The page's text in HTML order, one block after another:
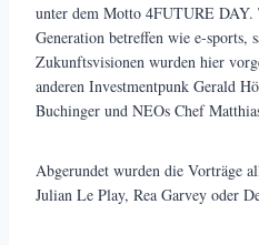
unter dem Motto 4FUTURE DAY.
Generation betreffen wie e-sports,
Zukunftsvisionen wurden hier
anderen Investmentpunk Gerald
Buchinger und NEOs Chef
Abgerundet wurden die Vorträge
Julian Le Play, Rea Garvey oder